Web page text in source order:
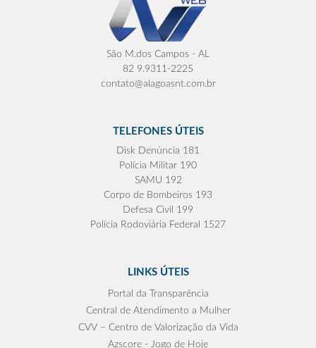
São M.dos Campos - AL
82 9.9311-2225
contato@alagoasnt.com.br
TELEFONES ÚTEIS
Disk Denúncia 181
Polícia Militar 190
SAMU 192
Corpo de Bombeiros 193
Defesa Civil 199
Polícia Rodoviária Federal 1527
LINKS ÚTEIS
Portal da Transparência
Central de Atendimento a Mulher
CVV – Centro de Valorização da Vida
Azscore - Jogo de Hoje